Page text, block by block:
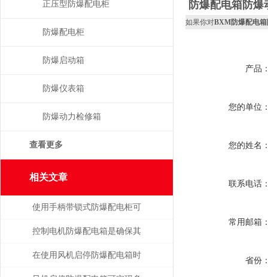
防爆配电箱防爆
如果你对BXM防爆配电
产品
您的单位
您的姓名
联系电话
常用邮箱
省份
正压型防爆配电柜
防爆配电柜
防爆启动箱
防爆仪表箱
防爆动力检修箱
查看更多
相关文章
使用手柄带锁式防爆配电柜可
保障安全，提高效率
控制电机防爆配电箱是确保其
安全可靠地运行的关键
在使用风机启停防爆配电箱时